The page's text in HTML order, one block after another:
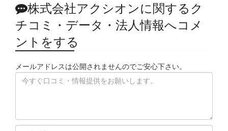
株式会社アクシオンに関するク
チコミ・データ・法人情報へコメ
ントをする
メールアドレスは公開されませんのでご安心下さい。